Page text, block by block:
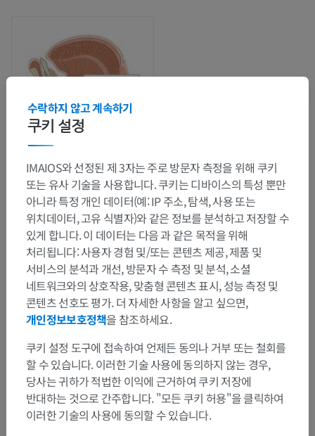
해부학적 계층
인체 해부학 2
인체 해부학 1
계통해부학> 근육계통> 힘줄집과 윤활주머니
하위 구조:이 부위는 하위 해부 구조가 없습니다
쿠키 설정
수락하지 않고 계속하기
IMAIOS와 선정된 제 3자는 주로 방문자 측정을 위해 쿠키
또는 유사 기술을 사용합니다. 쿠키는 디바이스의 특성 뿐만
아니라 특정 개인 데이터(예: IP 주소, 탐색, 사용 또는
위치데이터, 고유 식별자)와 같은 정보를 분석하고 저장할 수
있게 합니다. 이 데이터는 다음 과 같은 목적을 위해
처리됩니다: 사용자 경험 및/또는 콘텐츠 제공, 제품 및
서비스의 분석과 개선, 방문자 수 측정 및 분석, 소셜
네트워크와의 상호작용, 맞춤형 콘텐츠 표시, 성능 측정 및
콘텐츠 선호도 평가. 더 자세한 사항을 알고 싶으면,
개인정보보호정책을 참조하세요.
쿠키 설정 도구에 접속하여 언제든 동의나 거부 또는 철회를
할 수 있습니다. 이러한 기술 사용에 동의하지 않는 경우,
당사는 귀하가 적법한 이익에 근거하여 쿠키 저장에
반대하는 것으로 간주합니다. "모든 쿠키 허용"을 클릭하여
이러한 기술의 사용에 동의할 수 있습니다.